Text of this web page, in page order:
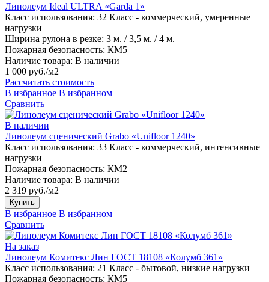
Линолеум Ideal ULTRA «Garda 1»
Класс использования: 32 Класс - коммерческий, умеренные
нагрузки
Ширина рулона в резке: 3 м. / 3,5 м. / 4 м.
Пожарная безопасность: КМ5
Наличие товара: В наличии
1 000 руб./м2
Рассчитать стоимость
В избранное В избранном
Сравнить
В наличии
Линолеум сценический Grabo «Unifloor 1240»
Класс использования: 33 Класс - коммерческий, интенсивные
нагрузки
Пожарная безопасность: КМ2
Наличие товара: В наличии
2 319 руб./м2
Купить
В избранное В избранном
Сравнить
На заказ
Линолеум Комитекс Лин ГОСТ 18108 «Колумб 361»
Класс использования: 21 Класс - бытовой, низкие нагрузки
Пожарная безопасность: КМ5